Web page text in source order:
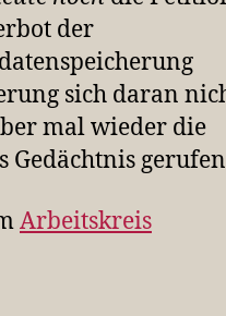
der
sich daran
mal wieder die
Gedächtnis
Arbeitskreis